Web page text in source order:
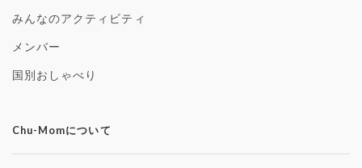
みんなのアクティビティ
メンバー
国別おしゃべり
Chu-Momについて